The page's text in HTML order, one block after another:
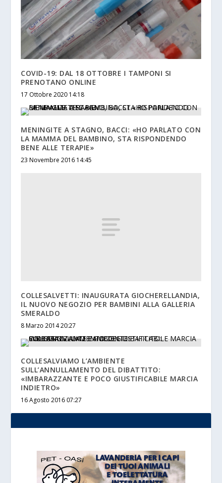
COVID-19: DAL 18 OTTOBRE I TAMPONI SI
PRENOTANO ONLINE
17 Ottobre 2020 14:18
MENINGITE A STAGNO, BACCI: «HO PARLATO CON
LA MAMMA DEL BAMBINO, STA RISPONDENDO
BENE ALLE TERAPIE»
23 Novembre 2016 14:45
COLLESALVETTI: INAUGURATA GIOCHERELLANDIA,
IL NUOVO NEGOZIO PER BAMBINI ALLA GALLERIA
SMERALDO
8 Marzo 2014 20:27
COLLESALVIAMO L’AMBIENTE
SULL’ANNULLAMENTO DEL DIBATTITO:
«IMBARAZZANTE E POCO GIUSTIFICABILE MARCIA
INDIETRO»
16 Agosto 2016 07:27